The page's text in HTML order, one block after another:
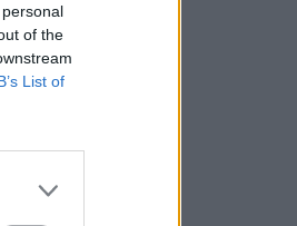
of the
List of